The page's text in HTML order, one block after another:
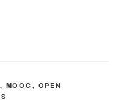
, MOOC , OPEN